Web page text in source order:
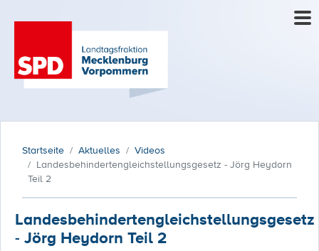
Startseite Aktuelles
Videos
Landesbehindertengleichstellungsgesetz - Jörg Heydorn
Teil 2
Landesbehindertengleichstellungsgesetz
- Jörg Heydorn Teil 2